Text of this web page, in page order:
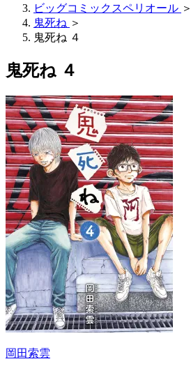
ビッグコミックスペリオール ＞
鬼死ね ＞
鬼死ね ４
鬼死ね ４
岡田索雲